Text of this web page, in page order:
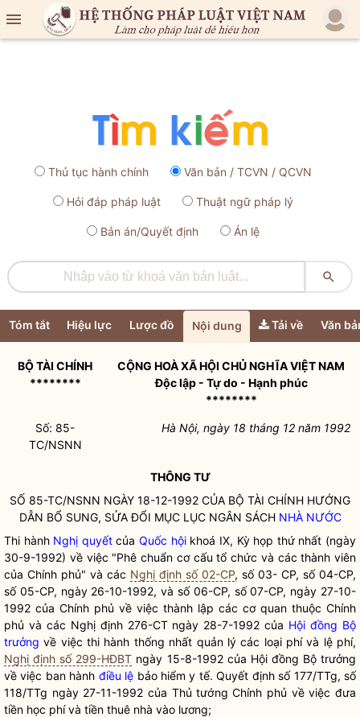

Thủ tục hành chính Văn bản / TCVN / QCVN
Hỏi đáp pháp luật Thuật ngữ pháp lý
Bản án/Quyết định Án lệ

Tóm tắt Hiệu lực Lược đồ Nội dung Tải về Văn
BỘ TÀI CHÍNH
********
CỘNG HOÀ XÃ HỘI CHỦ NGHĨA VIỆT NAM
Độc lập - Tự do - Hạnh phúc
********
Số: 85-
TC/NSNN
Hà Nội, ngày 18 tháng 12 năm 1992
THÔNG TƯ
SỐ 85-TC/NSNN NGÀY 18-12-1992 CỦA BỘ TÀI CHÍNH HƯỚNG
DẪN BỔ SUNG, SỬA ĐỔI MỤC LỤC NGÂN SÁCH NHÀ NƯỚC
Thi hành Nghị quyếtcủaQuốc hộikhoá IX, Kỳ họp thứ nhất (ngày
30-9-1992) về việc "Phê chuẩn cơ cấu tổ chức và các thành viên
của Chính phủ" và các Nghị định số 02-CP, số 03- CP, số 04-CP,
số 05-CP, ngày 26-10-1992, và số 06-CP, số 07-CP, ngày 27-10-
1992 của Chính phủ về việc thành lập các cơ quan thuộc Chính
phủ và các Nghị định 276-CT ngày 28-7-1992 của Hội đồng Bộ
trưởng về việc thi hành thống nhất quản lý các loại phí và lệ phí,
Nghị định số 299-HĐBT ngày 15-8-1992 của Hội đồng Bộ trưởng
về việc ban hành điều lệ bảo hiểm y tế. Quyết định số 177/TTg, số
118/TTg ngày 27-11-1992 của Thủ tướng Chính phủ về việc đưa
tiền học phí và tiền thuê nhà vào lương;